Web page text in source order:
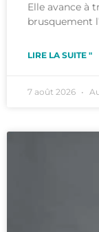
Elle avance à
brusquement
LIRE LA SUITE "
7 août 2026